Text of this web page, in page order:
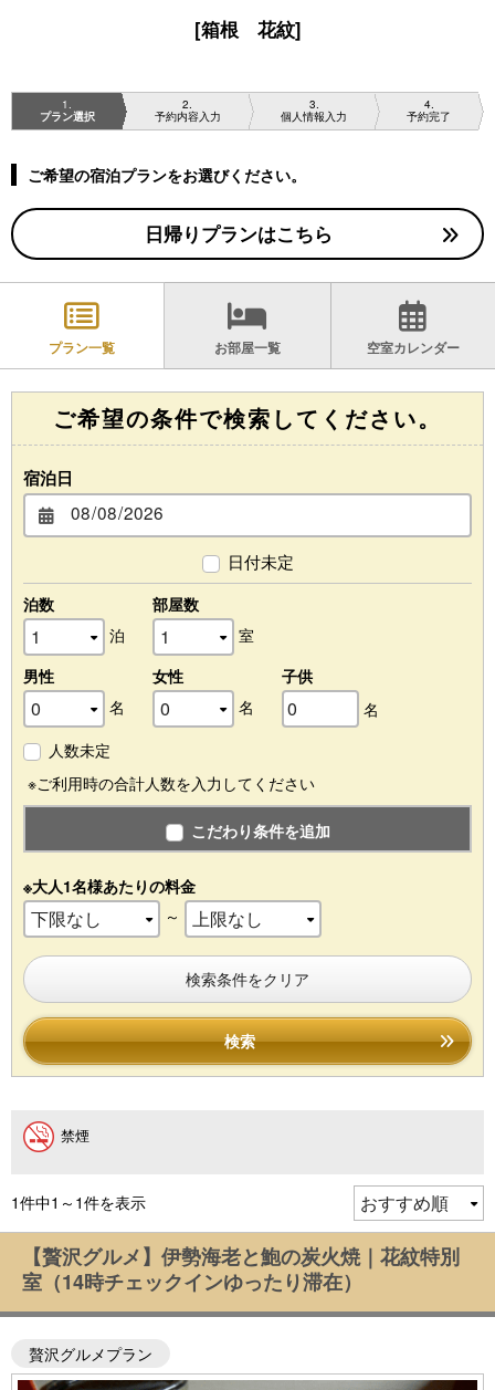
[箱根 花紋]
1
プラン選択
2
予約内容入力
3
個人情報入力
4
予約完了
ご希望の宿泊プランをお選びください。
日帰りプランはこちら
プラン一覧 お部屋一覧 空室カレンダー
ご希望の条件で検索してください。
宿泊日
日付未定
泊数
泊
部屋数
室
男性
名
女性
名
子供
名
人数未定
※ご利用時の合計人数を入力してください
こだわり条件を追加
※大人1名様あたりの料金
～
検索条件をクリア
検索
禁煙
1件中1～1件を表示
【贅沢グルメ】伊勢海老と鮑の炭火焼｜花紋特別
室（14時チェックインゆったり滞在）
贅沢グルメプラン